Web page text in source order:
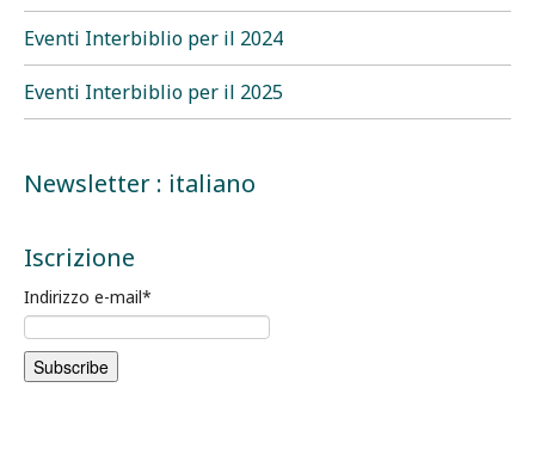
Eventi Interbiblio per il 2024
Eventi Interbiblio per il 2025
Newsletter : italiano
Iscrizione
Indirizzo e-mail*